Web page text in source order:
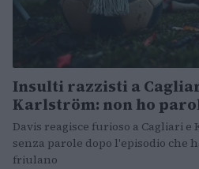
Insulti razzisti a
Karlström: non ho
Davis reagisce furioso a Cagliari
senza parole dopo l'episodio che
friulano